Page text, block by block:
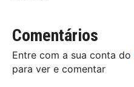
Comentários
Entre com a sua conta do
para ver e comentar